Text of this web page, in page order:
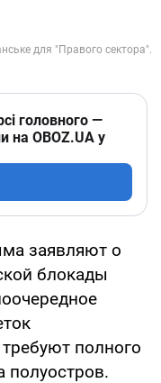
головного —
на OBOZ.UA у
заявляют о
блокады
полного
полуостров.